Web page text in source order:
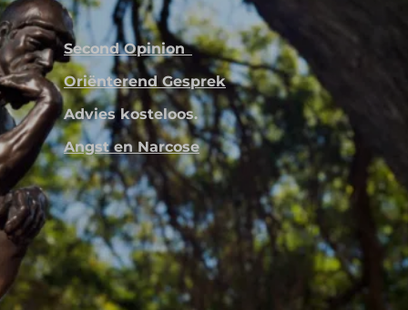
Second Opinion
Oriënterend Gesprek
Advies kosteloos.
Angst en Narcose